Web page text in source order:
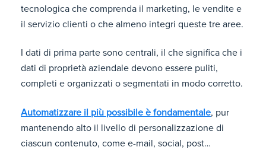
tecnologica che comprenda il marketing, le vendite e
il servizio clienti o che almeno integri queste tre aree.
I dati di prima parte sono centrali, il che significa che i
dati di proprietà aziendale devono essere puliti,
completi e organizzati o segmentati in modo corretto.
Automatizzare il più possibile è fondamentale, pur
mantenendo alto il livello di personalizzazione di
ciascun contenuto, come e-mail, social, post…